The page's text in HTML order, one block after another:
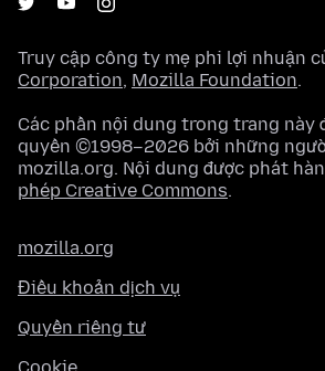
Truy cập công ty mẹ phi lợi nhuận
Corporation, Mozilla Foundation.
Các phần nội dung trong trang này
quyền ©1998–2026 bởi những
mozilla.org. Nội dung được phát
phép Creative Commons.
mozilla.org
Điều khoản dịch vụ
Quyền riêng tư